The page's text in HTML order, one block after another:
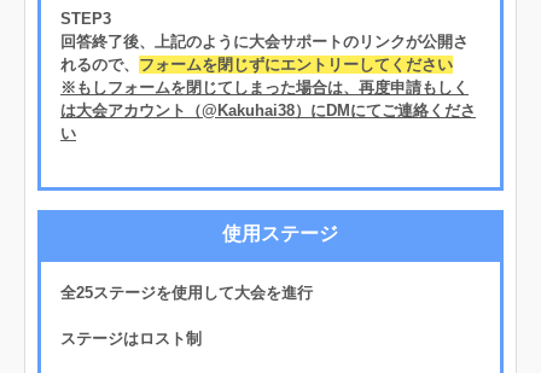
STEP3
回答終了後、上記のように大会サポートのリンクが公開さ
れるので、 フォームを閉じずにエントリーしてください
※もしフォームを閉じてしまった場合は、再度申請もしく
は大会アカウント（@Kakuhai38）にDMにてご連絡くださ
い
使用ステージ
全25ステージを使用して大会を進行
ステージはロスト制